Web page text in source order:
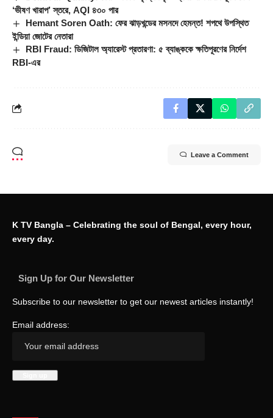
‘ভীষণ খারাপ’ স্তরে, AQI ৪৩০ পার
Hemant Soren Oath: ফের ঝাড়খন্ডের মসনদে হেমন্ত! শপথে উপস্থিত
ইন্ডিয়া জোটের নেতারা
RBI Fraud: ডিজিটাল অ্যারেস্ট প্রতারণা: ৫ ব্যাঙ্ককে ক্ষতিপূরণের নির্দেশ
RBI-এর
Leave a Comment
K TV Bangla – Celebrating the soul of Bengal, every hour,
every day.
Sign Up for Our Newsletter
Subscribe to our newsletter to get our newest articles instantly!
Email address: